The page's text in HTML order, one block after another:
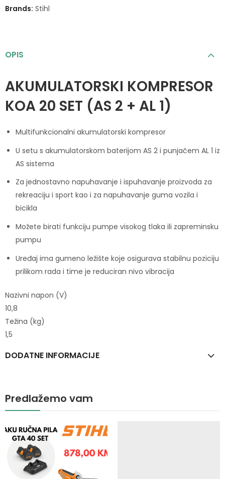
Brands: Stihl
OPIS
AKUMULATORSKI KOMPRESOR
KOA 20 SET (AS 2 + AL 1)
Multifunkcionalni akumulatorski kompresor
U setu s akumulatorskom baterijom AS 2 i punjačem AL 1 iz
AS sistema
Za jednostavno napuhavanje i ispuhavanje proizvoda za
rekreaciju i sport kao i za napuhavanje guma vozila i
bicikla
Možete birati funkciju pumpe visokog tlaka ili zapreminsku
pumpu
Uređaj ima gumeno ležište koje osigurava stabilnu poziciju
prilikom rada i time je reduciran nivo vibracija
Nazivni napon (V)
10,8
Težina (kg)
1,5
DODATNE INFORMACIJE
Predlažemo vam